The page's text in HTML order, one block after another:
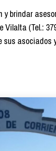
brindar
Vilalta (Tel.:
sus